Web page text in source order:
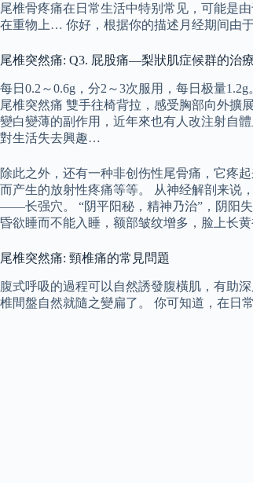
尾椎骨疼痛在日常生活中特别常见，可能是
在重物上… 你好，根据你的描述月经期间由
尾椎突然痛: Q3. 屁股痛—梨狀肌症候群的治
每日0.2～0.6g，分2～3次服用，每日极量
尾椎突然痛 雙手往椅背拉，感受胸部向外擴
變白變薄的副作用，近年來也有人改注射自
對生活失去興趣…
除此之外，还有一种非创伤性尾骨痛，它疼
而产生的放射性疼痛等等。 从神经解剖来说
——长强穴。 “阴平阳秘，精神乃治”，阴阳
昏欲睡而不能入睡，额部皱纹增多，脸上长黄
尾椎突然痛: 頸椎痛的常見問題
腹式呼吸的過程可以自然誘發腹橫肌，有助
椎間盤自然就隨之變扁了。 你可知道，在日